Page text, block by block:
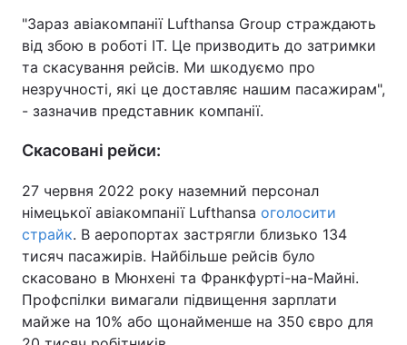
"Зараз авіакомпанії Lufthansa Group страждають
від збою в роботі ІТ. Це призводить до затримки
та скасування рейсів. Ми шкодуємо про
незручності, які це доставляє нашим пасажирам",
- зазначив представник компанії.
Скасовані рейси:
27 червня 2022 року наземний персонал
німецької авіакомпанії Lufthansa оголосити
страйк. В аеропортах застрягли близько 134
тисяч пасажирів. Найбільше рейсів було
скасовано в Мюнхені та Франкфурті-на-Майні.
Профспілки вимагали підвищення зарплати
майже на 10% або щонайменше на 350 євро для